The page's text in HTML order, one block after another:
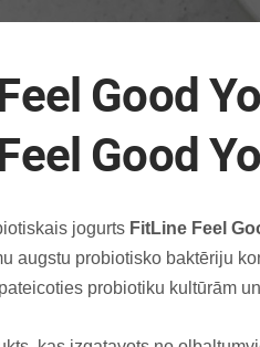
Good
Good
jogurts FitLine Feel
augstu probiotisko baktēriju
probiotiku kultūrām